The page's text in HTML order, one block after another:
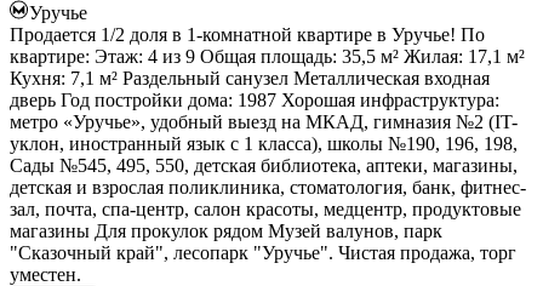
Уручье
Продается 1/2 доля в 1-комнатной квартире в Уручье! По
квартире: Этаж: 4 из 9 Общая площадь: 35,5 м² Жилая: 17,1 м²
Кухня: 7,1 м² Раздельный санузел Металлическая входная
дверь Год постройки дома: 1987 Хорошая инфраструктура:
метро «Уручье», удобный выезд на МКАД, гимназия №2 (IT-
уклон, иностранный язык с 1 класса), школы №190, 196, 198,
Сады №545, 495, 550, детская библиотека, аптеки, магазины,
детская и взрослая поликлиника, стоматология, банк, фитнес-
зал, почта, спа-центр, салон красоты, медцентр, продуктовые
магазины Для прокулок рядом Музей валунов, парк
"Сказочный край", лесопарк "Уручье". Чистая продажа, торг
уместен.